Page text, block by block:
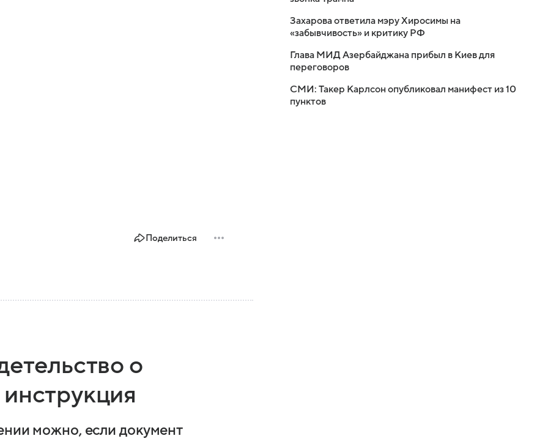
Поделиться
о
можно, если документ
Захарова ответила мэру Хиросимы на
«забывчивость» и критику РФ
Глава МИД Азербайджана прибыл в Киев для
переговоров
СМИ: Такер Карлсон опубликовал манифест из 10
пунктов